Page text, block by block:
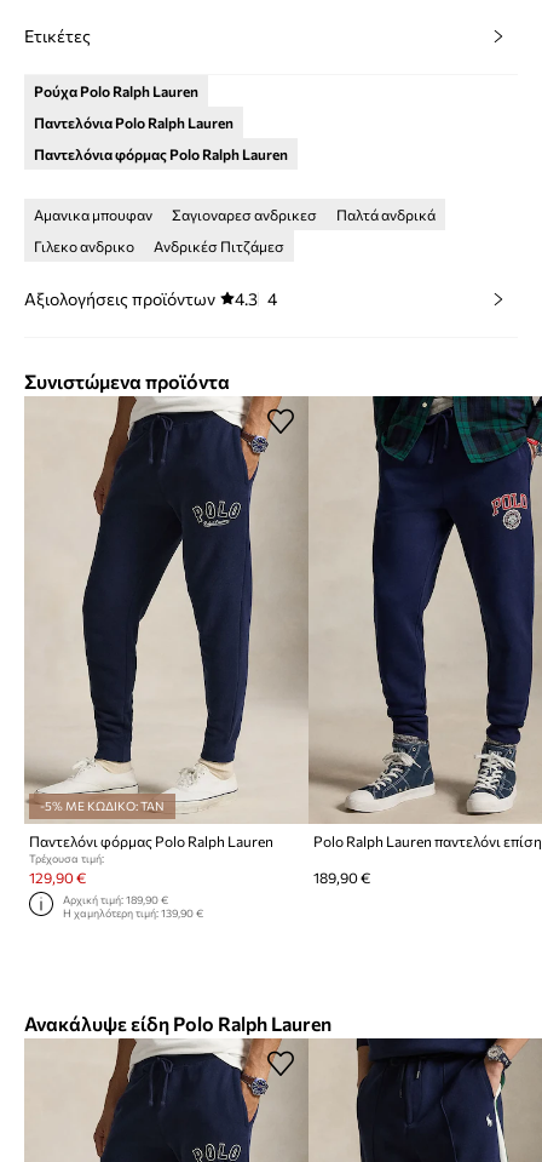
Ετικέτες
Ρούχα Polo Ralph Lauren
Παντελόνια Polo Ralph Lauren
Παντελόνια φόρμας Polo Ralph Lauren
Αμανικα μπουφαν Σαγιοναρεσ ανδρικεσ
Παλτά ανδρικά
Γιλεκο ανδρικο
Ανδρικέσ Πιτζάμεσ
Αξιολογήσεις προϊόντων 4.3 4
Συνιστώμενα προϊόντα
-5% ΜΕ ΚΩΔΙΚΟ: TAN
Παντελόνι φόρμας Polo Ralph Lauren
Τρέχουσα τιμή:
129,90 €
Αρχική τιμή:189,90 €
Η χαμηλότερη τιμή:139,90 €
189,90 €
Ανακάλυψε είδη Polo Ralph Lauren